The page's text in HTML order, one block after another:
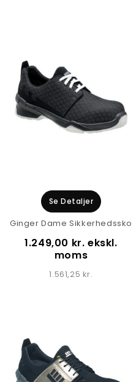
Se Detaljer
Ginger Dame Sikkerhedssko
1.249,00 kr. ekskl.
moms
1.561,25 kr.